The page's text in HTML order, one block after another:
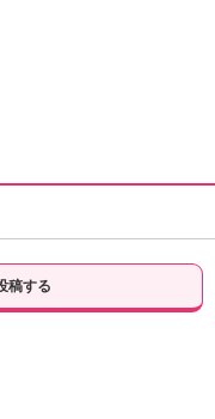
稿する